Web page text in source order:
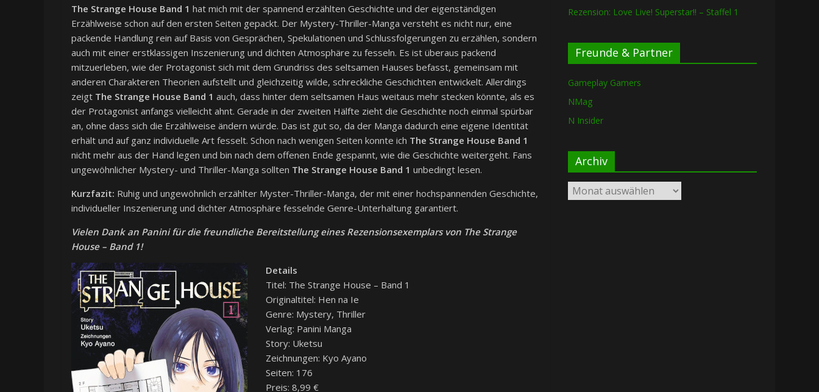
The Strange House Band 1 hat mich mit der spannend erzählten Geschichte und der eigenständigen
Erzählweise schon auf den ersten Seiten gepackt. Der Mystery-Thriller-Manga versteht es nicht nur, eine
packende Handlung rein auf Basis von Gesprächen, Spekulationen und Schlussfolgerungen zu erzählen, sondern
auch mit einer erstklassigen Inszenierung und dichten Atmosphäre zu fesseln. Es ist überaus packend
mitzuerleben, wie der Protagonist sich mit dem Grundriss des seltsamen Hauses befasst, gemeinsam mit
anderen Charakteren Theorien aufstellt und gleichzeitig wilde, schreckliche Geschichten entwickelt. Allerdings
zeigt The Strange House Band 1 auch, dass hinter dem seltsamen Haus weitaus mehr stecken könnte, als es
der Protagonist anfangs vielleicht ahnt. Gerade in der zweiten Hälfte zieht die Geschichte noch einmal spürbar
an, ohne dass sich die Erzählweise ändern würde. Das ist gut so, da der Manga dadurch eine eigene Identität
erhält und auf ganz individuelle Art fesselt. Schon nach wenigen Seiten konnte ich The Strange House Band 1
nicht mehr aus der Hand legen und bin nach dem offenen Ende gespannt, wie die Geschichte weitergeht. Fans
ungewöhnlicher Mystery- und Thriller-Manga sollten The Strange House Band 1 unbedingt lesen.
Kurzfazit: Ruhig und ungewöhnlich erzählter Myster-Thriller-Manga, der mit einer hochspannenden Geschichte,
individueller Inszenierung und dichter Atmosphäre fesselnde Genre-Unterhaltung garantiert.
Vielen Dank an Panini für die freundliche Bereitstellung eines Rezensionsexemplars von The Strange
House – Band 1!
Details
Titel: The Strange House – Band 1
Originaltitel: Hen na Ie
Genre: Mystery, Thriller
Verlag: Panini Manga
Story: Uketsu
Zeichnungen: Kyo Ayano
Seiten: 176
Preis: 8,99 €
Rezension: Love Live! Superstar!! – Staffel 1
Freunde & Partner
Gameplay Gamers
NMag
N Insider
Archiv
Archiv